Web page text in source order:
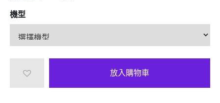
機型
放入購物車